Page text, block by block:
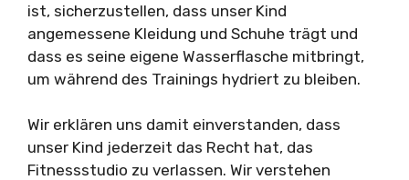
ist, sicherzustellen, dass unser Kind
angemessene Kleidung und Schuhe trägt und
dass es seine eigene Wasserflasche mitbringt,
um während des Trainings hydriert zu bleiben.
Wir erklären uns damit einverstanden, dass
unser Kind jederzeit das Recht hat, das
Fitnessstudio zu verlassen. Wir verstehen